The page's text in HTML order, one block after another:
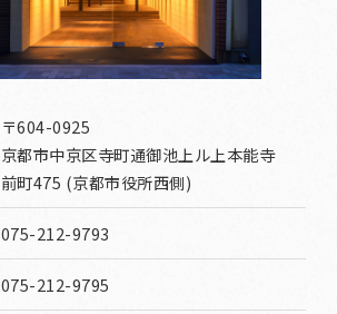
〒604-0925
京都市中京区寺町通御池上ル上本能寺
前町475 (京都市役所西側)
075-212-9793
075-212-9795